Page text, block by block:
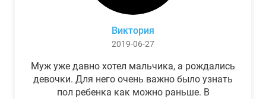
Виктория
2019-06-27
Муж уже давно хотел мальчика, а рождались
девочки. Для него очень важно было узнать
пол ребенка как можно раньше. В